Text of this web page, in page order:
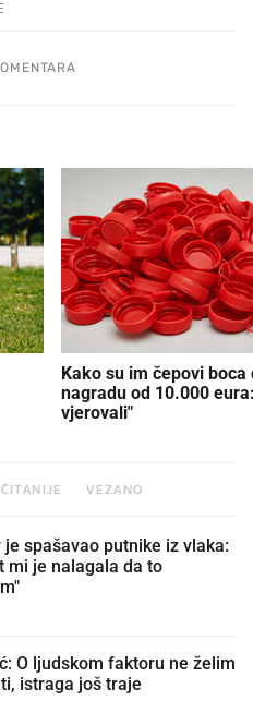
Kako su im čepovi boca
nagradu od 10.000
vjerovali"
VEZANO
je spašavao putnike iz vlaka:
mi je nalagala da to
O ljudskom faktoru ne želim
istraga još traje